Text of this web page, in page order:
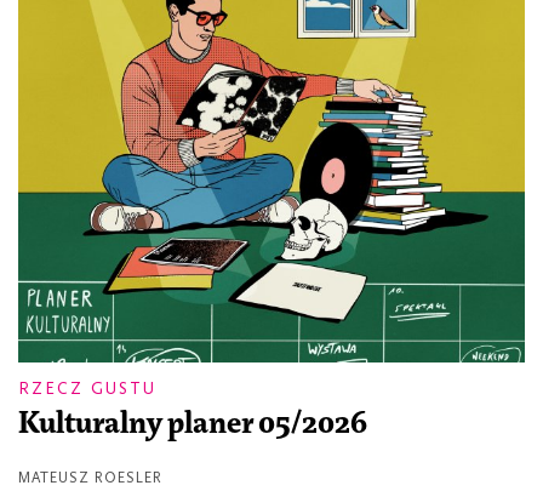
RZECZ GUSTU
Kulturalny planer 05/2026
MATEUSZ ROESLER